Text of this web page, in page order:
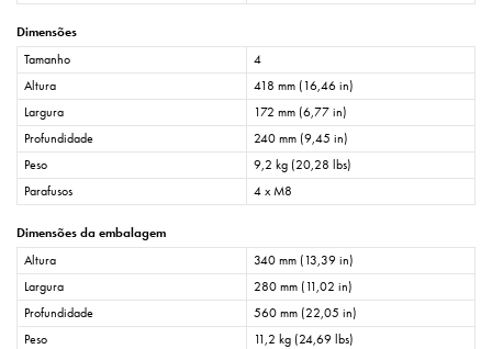
Dimensões
Tamanho
4
Altura
418 mm (16,46 in)
Largura
172 mm (6,77 in)
Profundidade
240 mm (9,45 in)
Peso
9,2 kg (20,28 lbs)
Parafusos
4 x M8
Dimensões da embalagem
Altura
340 mm (13,39 in)
Largura
280 mm (11,02 in)
Profundidade
560 mm (22,05 in)
Peso
11,2 kg (24,69 lbs)